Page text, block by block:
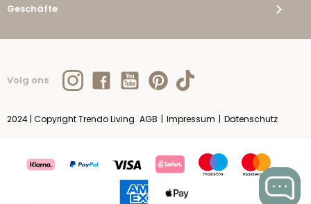
Geschäfte
Volg ons
2024 | Copyright Trendo Living AGB | Impressum | Datenschutz